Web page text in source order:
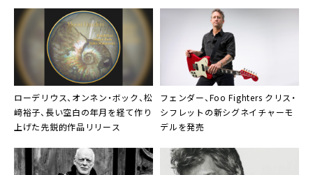
ローデリウス、オンネン・ボック、松
﨑裕子、長い空白の年月を経て作り
上げた先鋭的作品リリース
フェンダー、Foo Fighters クリス・
シフレットの新シグネイチャーモ
デルを発売